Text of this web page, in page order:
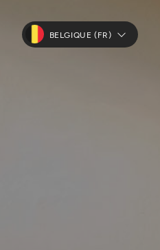
BELGIQUE (FR)